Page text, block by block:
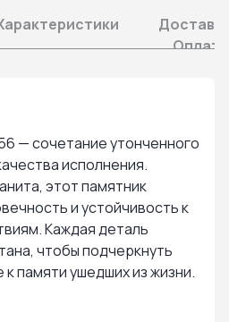
Оплата
— сочетание утонченного
исполнения.
этот памятник
и устойчивость к
Каждая деталь
чтобы подчеркнуть
памяти ушедших из жизни.